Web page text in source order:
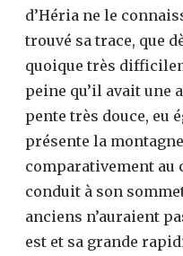
d’Héria ne le
trouvé sa trace, que
quoique très
peine qu’il avait une
pente très douce, eu
présente la
comparativement
conduit à son
anciens n’auraient
est et sa grande